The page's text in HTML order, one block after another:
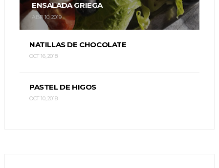
ENSALADA GRIEGA
ABR 10, 2019
NATILLAS DE CHOCOLATE
OCT 16, 2018
PASTEL DE HIGOS
OCT 10, 2018